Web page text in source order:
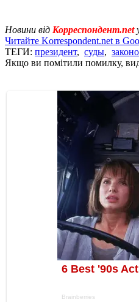
Новини від Корреспондент.net
Читайте Korrespondent.net в
ТЕГИ: президент, суды,
Якщо ви помітили помилку,